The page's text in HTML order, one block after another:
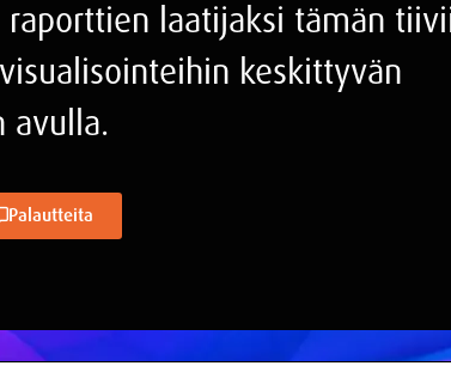
laatijaksi tämän
keskittyvän
avulla.
Palautteita